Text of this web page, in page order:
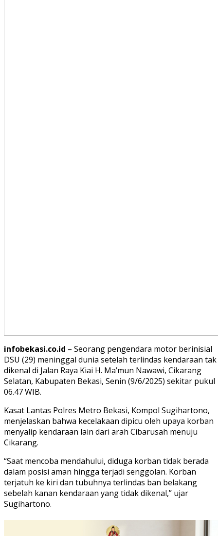
infobekasi.co.id – Seorang pengendara motor berinisial
DSU (29) meninggal dunia setelah terlindas kendaraan tak
dikenal di Jalan Raya Kiai H. Ma’mun Nawawi, Cikarang
Selatan, Kabupaten Bekasi, Senin (9/6/2025) sekitar pukul
06.47 WIB.
Kasat Lantas Polres Metro Bekasi, Kompol Sugihartono,
menjelaskan bahwa kecelakaan dipicu oleh upaya korban
menyalip kendaraan lain dari arah Cibarusah menuju
Cikarang.
“Saat mencoba mendahului, diduga korban tidak berada
dalam posisi aman hingga terjadi senggolan. Korban
terjatuh ke kiri dan tubuhnya terlindas ban belakang
sebelah kanan kendaraan yang tidak dikenal,” ujar
Sugihartono.